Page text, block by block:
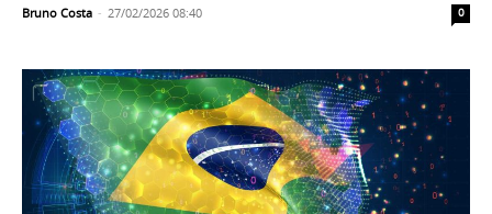
Bruno Costa - 27/02/2026 08:40 0